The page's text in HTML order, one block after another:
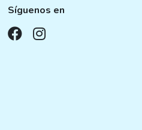
Síguenos en